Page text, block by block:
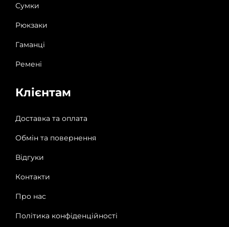
Сумки
Рюкзаки
Гаманці
Ремені
Клієнтам
Доставка та оплата
Обмін та повернення
Відгуки
Контакти
Про нас
Політика конфіденційності